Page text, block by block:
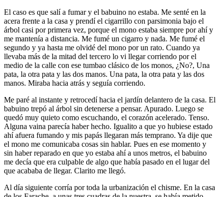
El caso es que salí a fumar y el babuino no estaba. Me senté en la
acera frente a la casa y prendí el cigarrillo con parsimonia bajo el
árbol casi por primera vez, porque el mono estaba siempre por ahí y
me mantenía a distancia. Me fumé un cigarro y nada. Me fumé el
segundo y ya hasta me olvidé del mono por un rato. Cuando ya
llevaba más de la mitad del tercero lo vi llegar corriendo por el
medio de la calle con ese tumbao clásico de los monos, ¿No?, Una
pata, la otra pata y las dos manos. Una pata, la otra pata y las dos
manos. Miraba hacia atrás y seguía corriendo.
Me paré al instante y retrocedí hacia el jardín delantero de la casa. El
babuino trepó al árbol sin detenerse a pensar. Apurado. Luego se
quedó muy quieto como escuchando, el corazón acelerado. Tenso.
Alguna vaina parecía haber hecho. Igualito a que yo hubiese estado
ahí afuera fumando y mis papás llegaran más temprano. Ya dije que
el mono me comunicaba cosas sin hablar. Pues en ese momento y
sin haber reparado en que yo estaba ahí a unos metros, el babuino
me decía que era culpable de algo que había pasado en el lugar del
que acababa de llegar. Clarito me llegó.
Al día siguiente corría por toda la urbanización el chisme. En la casa